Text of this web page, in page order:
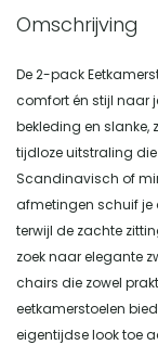
De 2-pack
comfort én stijl naar
bekleding en slanke,
tijdloze uitstraling
Scandinavisch of
afmetingen schuif je
terwijl de zachte
zoek naar elegante
chairs die zowel
eetkamerstoelen
eigentijdse look toe